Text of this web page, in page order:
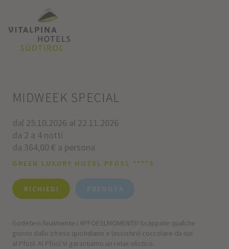
MIDWEEK SPECIAL
dal 25.10.2026 al 22.11.2026
da 2 a 4 notti
da 364,00 € a persona
GREEN LUXURY HOTEL PFÖSL ****S
RICHIEDI PRENOTA
Godetevi finalmente i #PFOESLMOMENTS! Scappate qualche
giorno dallo stress quotidiano e lasciateVi coccolare da noi
al Pfösl. Al Pfösl Vi garantiamo un relax olistico.